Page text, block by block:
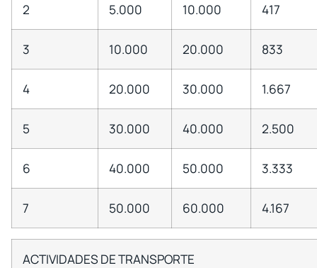
2 5.000 10.000 417
3 10.000 20.000 833
4 20.000 30.000 1.667
5 30.000 40.000 2.500
6 40.000 50.000 3.333
7 50.000 60.000 4.167
ACTIVIDADES DE TRANSPORTE